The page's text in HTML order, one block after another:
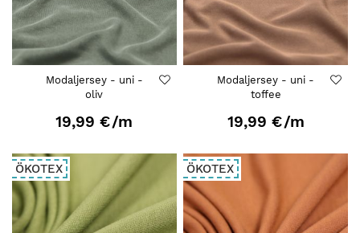
Modaljersey - uni -
oliv
19,99 €/m
Modaljersey - uni -
toffee
19,99 €/m
ÖKOTEX ÖKOTEX